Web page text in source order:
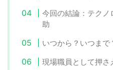
今回の結論：テクノ
助
いつから？いつまで
現場職員として押さ